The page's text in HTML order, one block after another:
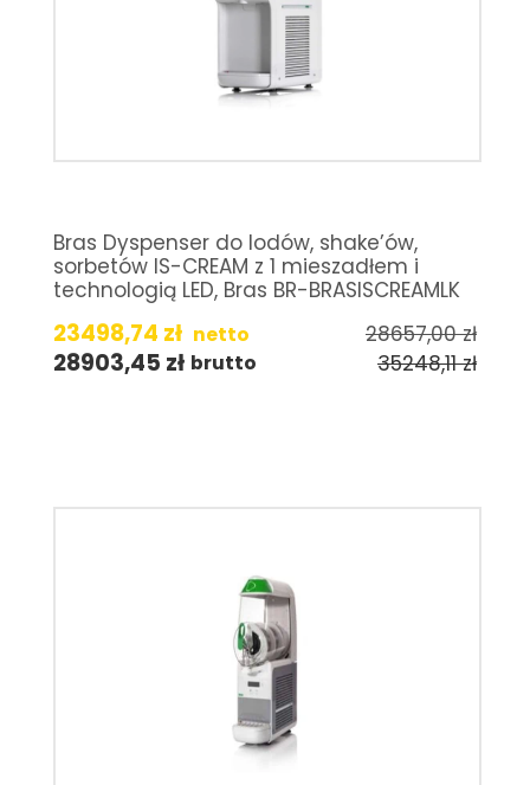
Bras Dyspenser do lodów, shake’ów,
sorbetów IS-CREAM z 1 mieszadłem i
technologią LED, Bras BR-BRASISCREAMLK
23498,74 zł netto 28657,00zł
28903,45 zł brutto 35248,11zł